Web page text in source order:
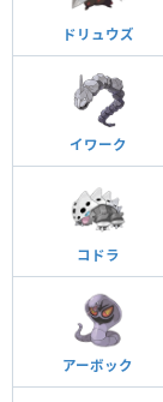
ドリュウズ
イワーク
コドラ
アーボック